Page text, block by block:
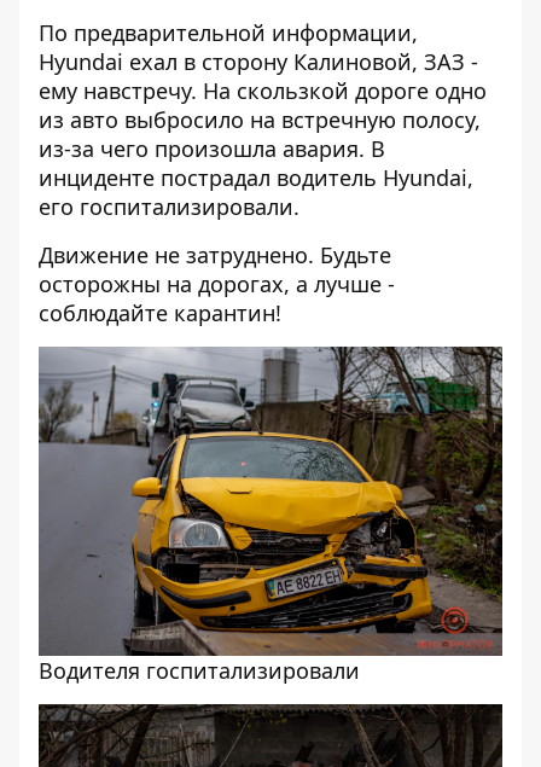
По предварительной информации,
Hyundai ехал в сторону Калиновой, ЗАЗ -
ему навстречу. На скользкой дороге одно
из авто выбросило на встречную полосу,
из-за чего произошла авария. В
инциденте пострадал водитель Hyundai,
его госпитализировали.
Движение не затруднено. Будьте
осторожны на дорогах, а лучше -
соблюдайте карантин!
Водителя госпитализировали